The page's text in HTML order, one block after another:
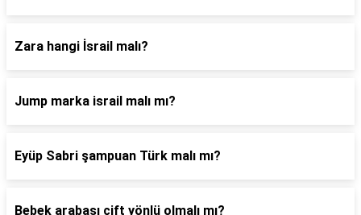
Zara hangi İsrail malı?
Jump marka israil malı mı?
Eyüp Sabri şampuan Türk malı mı?
Bebek arabası çift yönlü olmalı mı?